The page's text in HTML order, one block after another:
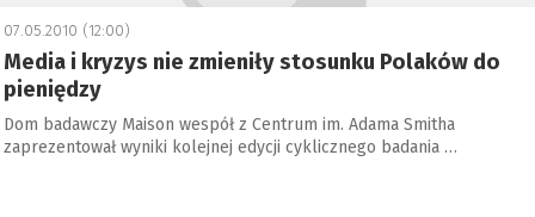
07.05.2010 (12:00)
Media i kryzys nie zmieniły stosunku Polaków do
pieniędzy
Dom badawczy Maison wespół z Centrum im. Adama Smitha
zaprezentował wyniki kolejnej edycji cyklicznego badania …